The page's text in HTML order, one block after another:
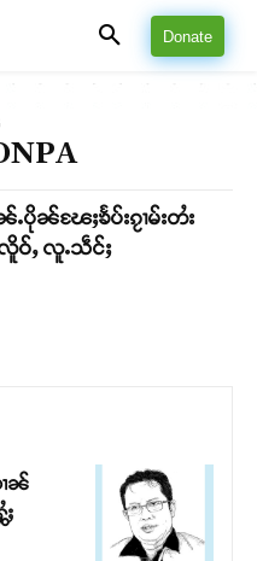
Donate
ႉပိုၼ်ၽႄႈၶႅပ်းၵႂၢမ်းတႆး
လိူဝ်ႇ လူႉသဵင်ႈ
ၼ်